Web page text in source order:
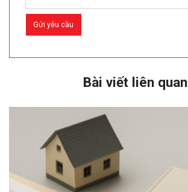
Gửi yêu cầu
Bài viết liên quan